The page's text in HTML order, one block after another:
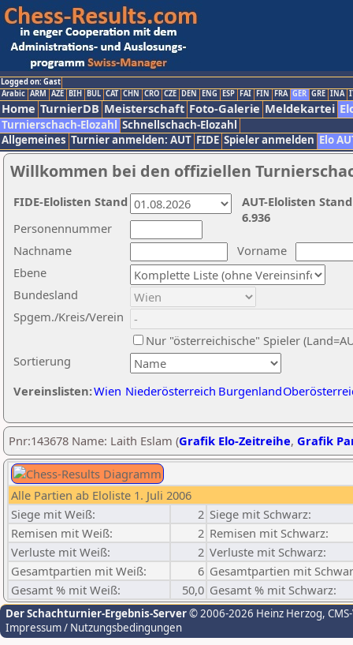
Logged on: Gast
Arabic ARM AZE BIH BUL CAT CHN CRO CZE DEN ENG ESP FAI FIN FRA GER GRE INA
Home TurnierDB Meisterschaft Foto-Galerie Meldekartei
Turnierschach-Elozahl Schnellschach-Elozahl
Allgemeines Turnier anmelden: AUT FIDE Spieler anmelden Elo
Willkommen bei den offiziellen
Nachname
Vorname
Ebene
Sortierung
Personennummer
Bundesland
Spgem./Kreis/Verein
Nur "österreichische" Spieler
Vereinslisten:Wien Niederösterreich Burgenland
AUT-Elolisten
6.936
FIDE-Elolisten Stand
Pnr:143678 Name: Laith Eslam (Grafik Elo-Zeitreihe, Grafik
Alle Partien ab Eloliste 1. Juli 2006
Siege mit Weiß:
2 Siege mit Schwarz:
Remisen mit Weiß:
2 Remisen mit Schwarz:
Verluste mit Weiß:
2 Verluste mit Schwarz:
Gesamtpartien mit Weiß:
6 Gesamtpartien mit
Gesamt % mit Weiß:
50,0 Gesamt % mit Schwarz:
Der Schachturnier-Ergebnis-Server© 2006-2026 Heinz Herzog,
Impressum / Nutzungsbedingungen